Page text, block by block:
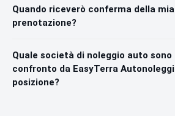
Quando riceverò conferma della mia
prenotazione?
Quale società di noleggio auto sono
confronto da EasyTerra
posizione?